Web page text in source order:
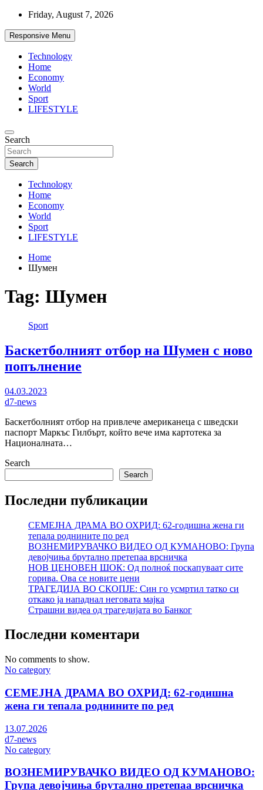
Skip
content
Friday, August 7, 2026
Responsive Menu
Technology
Home
Economy
World
Sport
LIFESTYLE
d7-news.com
News
Search
Search
Technology
Home
Economy
World
Sport
LIFESTYLE
Home
Шумен
Tag: Шумен
Sport
Баскетболният отбор на Шумен с ново
попълнение
04.03.2023
d7-news
Баскетболният отбор на привлече американеца с шведски
паспорт Маркъс Гилбърт, който вече има картотека за
Националната…
Search
Search
Последни публикации
СЕМЕЈНА ДРАМА ВО ОХРИД: 62-годишна жена ги
тепала роднините по ред
ВОЗНЕМИРУВАЧКО ВИДЕО ОД КУМАНОВО: Група
девојчиња брутално претепаа врсничка
НОВ ЦЕНОВЕН ШОК: Од полноќ поскапуваат сите
горива. Ова се новите цени
ТРАГЕДИЈА ВО СКОПЈЕ: Син го усмртил татко си
откако ја нападнал неговата мајка
Страшни видеа од трагедијата во Банког
Последни коментари
No comments to show.
No category
СЕМЕЈНА ДРАМА ВО ОХРИД: 62-годишна
жена ги тепала роднините по ред
13.07.2026
d7-news
No category
ВОЗНЕМИРУВАЧКО ВИДЕО ОД КУМАНОВО:
Група девојчиња брутално претепаа врсничка